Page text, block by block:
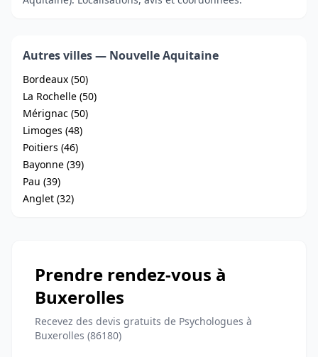
Autres villes — Nouvelle Aquitaine
Bordeaux (50)
La Rochelle (50)
Mérignac (50)
Limoges (48)
Poitiers (46)
Bayonne (39)
Pau (39)
Anglet (32)
Prendre rendez-vous à
Buxerolles
Recevez des devis gratuits de Psychologues à
Buxerolles (86180)